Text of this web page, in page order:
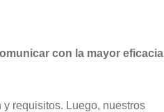
con la mayor eficacia
requisitos. Luego, nuestros